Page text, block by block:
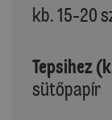
kb. 15-20
Tepsihez
sütőpapír